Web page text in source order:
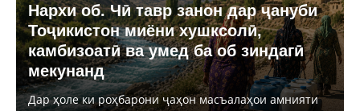
Нархи об. Чӣ тавр занон дар ҷануби
Тоҷикистон миёни хушксолӣ,
камбизоатӣ ва умед ба об зиндагӣ
мекунанд
Дар ҳоле ки роҳбарони ҷаҳон масъалаҳои амнияти